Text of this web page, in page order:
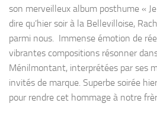
son merveilleux album posthume «
dire qu’hier soir à la Bellevilloise,
parmi nous. Immense émotion de
vibrantes compositions résonner
Ménilmontant, interprétées par ses
invités de marque. Superbe soirée
pour rendre cet hommage à notre